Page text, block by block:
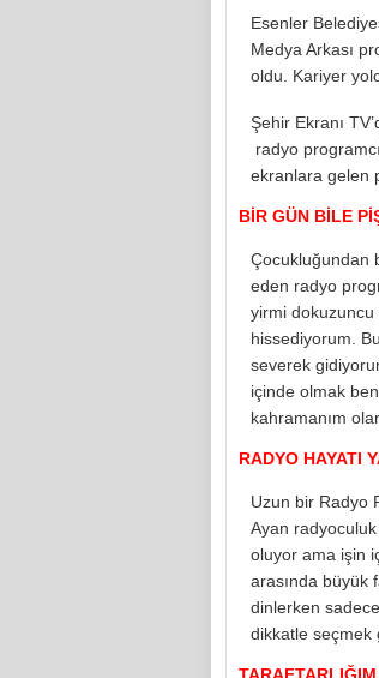
Esenler
Medya Arkası
oldu. Kariyer
Şehir Ekranı
radyo
ekranlara gelen
BİR GÜN BİLE
Çocukluğundan
eden radyo
yirmi dokuzuncu
hissediyorum.
severek
içinde olmak
kahramanım
RADYO HAYATI
Uzun bir Radyo
Ayan
oluyor ama işin
arasında büyük
dinlerken
dikkatle seçmek